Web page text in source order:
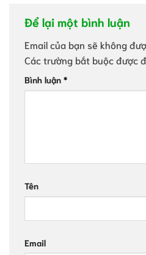
Để lại một bình luận
Email của bạn sẽ không
Các trường bắt buộc được
Bình luận *
Tên
Email